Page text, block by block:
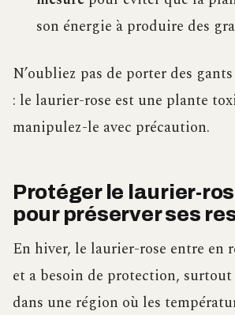
son énergie à produire des
N’oubliez pas de porter des
: le laurier-rose est une plante
manipulez-le avec précaution.
Protéger le laurier-
pour préserver ses
En hiver, le laurier-rose entre en
et a besoin de protection, surtout
dans une région où les